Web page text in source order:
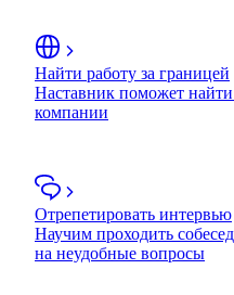
Найти работу за границей
Наставник поможет
компании
Отрепетировать интервью
Научим проходить
на неудобные вопросы